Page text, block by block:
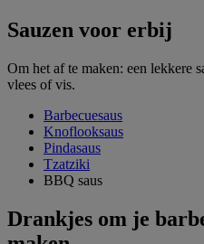
Sauzen voor erbij
Om het af te maken: een lekkere
vlees of vis.
Barbecuesaus
Knoflooksaus
Pindasaus
Tzatziki
BBQ saus
Drankjes om je